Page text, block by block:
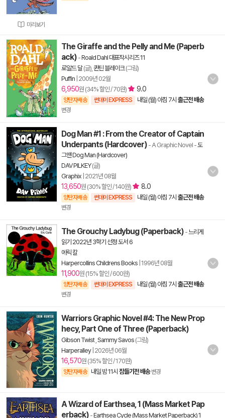
미리보기
The Giraffe and the Pelly and Me (Paperb
ack) -Roald Dahl 대표작시리즈 11
로알드 달(글), 퀸틴 블레이크(그림)
Puffin 2009년 02월
6,950원 (34% 할인 / 70원) 9.0
양탄자배송 썬데이 EXPRESS 내일 (월) 아침 7시 출근전 배송
변경
Dog Man #1 : From the Creator of Captain
Underpants (Hardcover) - A Graphic Novel -도
그맨 Dog Man (Hardcover)
DAV PILKEY(글)
Graphix 2021년 08월
13,650원 (30% 할인 / 140원) 8.0
양탄자배송 썬데이 EXPRESS 내일 (월) 아침 7시 출근전 배송
변경
The Grouchy Ladybug (Paperback) -느리게
읽기 2022년 3학기 선정 도서 6
에릭 칼
Harpercollins Childrens Books 1996년 08월
11,900원 (15% 할인 / 600원)
양탄자배송 썬데이 EXPRESS 내일 (월) 아침 7시 출근전 배송
변경
Warriors Graphic Novel #4: The New Prop
hecy, Part One of Three (Paperback)
Gibson Twist, Sammy Savos (그림)
Harperalley| 2026년 06월
16,570원 (35% 할인 / 170원)
양탄자배송 내일 밤 11시 잠들기전 배송 변경
A Wizard of Earthsea, 1 (Mass Market Pap
erback) -Earthsea Cycle (Mass Market Paperback) 1